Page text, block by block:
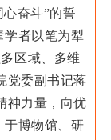
心奋斗”的誓
学者以笔为犁
区域、多维
党委副书记蒋
神力量，向优
于博物馆、研